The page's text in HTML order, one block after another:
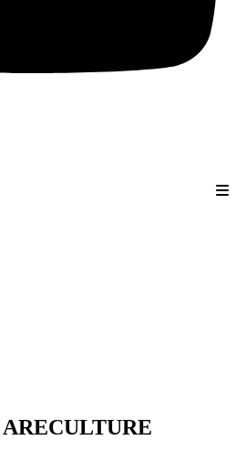
ARECULTURE